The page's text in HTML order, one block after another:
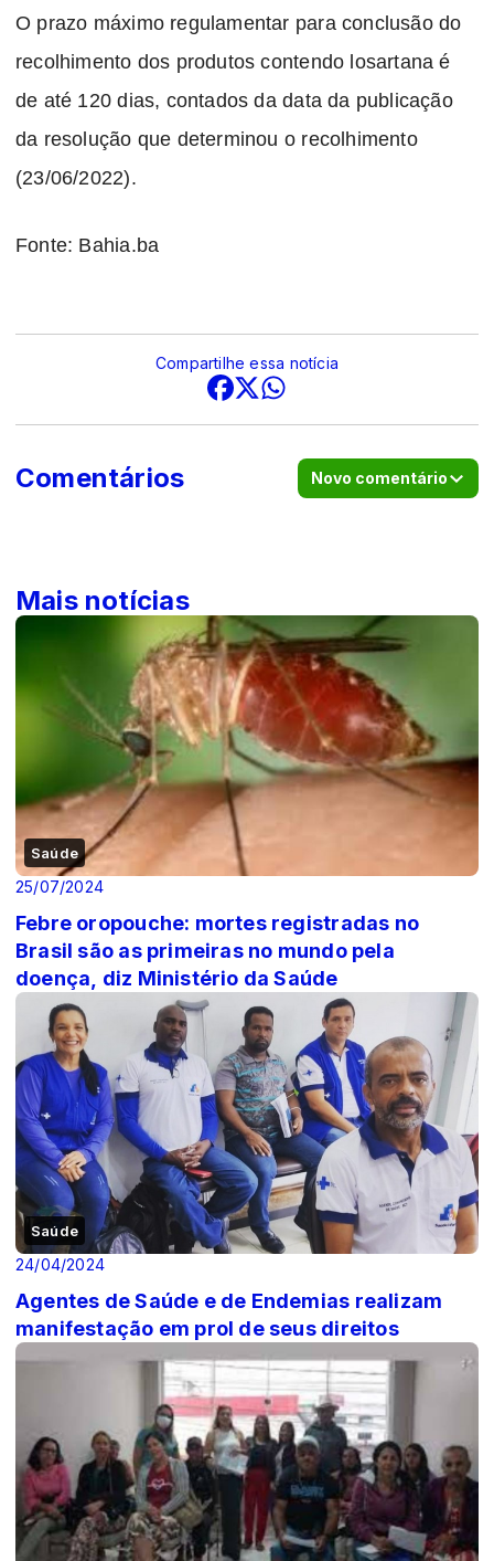
O prazo máximo regulamentar para conclusão do
recolhimento dos produtos contendo losartana é
de até 120 dias, contados da data da publicação
da resolução que determinou o recolhimento
(23/06/2022).
Fonte: Bahia.ba
Compartilhe essa notícia
Comentários Novo comentário
Mais notícias
Saúde
25/07/2024
Febre oropouche: mortes registradas no
Brasil são as primeiras no mundo pela
doença, diz Ministério da Saúde
Saúde
24/04/2024
Agentes de Saúde e de Endemias realizam
manifestação em prol de seus direitos